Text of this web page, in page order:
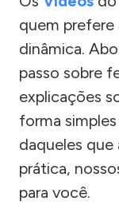
quem prefere
dinâmica.
passo sobre
explicações
forma
daqueles que
prática,
para você.